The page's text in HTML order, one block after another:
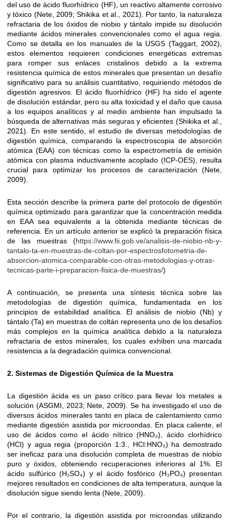
del uso de ácido fluorhídrico (HF), un reactivo altamente corrosivo
y tóxico (Nete, 2009; Shikika et al., 2021). Por tanto, la naturaleza
refractaria de los óxidos de niobio y tántalo impide su disolución
mediante ácidos minerales convencionales como el agua regia.
Como se detalla en los manuales de la USGS (Taggart, 2002),
estos elementos requieren condiciones energéticas extremas
para romper sus enlaces cristalinos debido a la extrema
resistencia química de estos minerales que presentan un desafío
significativo para su análisis cuantitativo, requiriendo métodos de
digestión agresivos. El ácido fluorhídrico (HF) ha sido el agente
de disolución estándar, pero su alta toxicidad y el daño que causa
a los equipos analíticos y al medio ambiente han impulsado la
búsqueda de alternativas más seguras y eficientes (Shikika et al.,
2021). En este sentido, el estudio de diversas metodologías de
digestión química, comparando la espectroscopia de absorción
atómica (EAA) con técnicas como la espectrometría de emisión
atómica con plasma inductivamente acoplado (ICP-OES), resulta
crucial para optimizar los procesos de caracterización (Nete,
2009).
Esta sección describe la primera parte del protocolo de digestión
química optimizado para garantizar que la concentración medida
en EAA sea equivalente a la obtenida mediante técnicas de
referencia. En un artículo anterior se explicó la preparación física
de las muestras (https://www.fii.gob.ve/analisis-de-niobio-nb-y-
tantalo-ta-en-muestras-de-coltan-por-espectrosfotometria-de-
absorcion-atomica-comparable-con-otras-metodologias-y-otras-
tecnicas-parte-i-preparacion-fisica-de-muestras/)
A continuación, se presenta una síntesis técnica sobre las
metodologías de digestión química, fundamentada en los
principios de estabilidad analítica. El análisis de niobio (Nb) y
tántalo (Ta) en muestras de coltán representa uno de los desafíos
más complejos en la química analítica debido a la naturaleza
refractaria de estos minerales, los cuales exhiben una marcada
resistencia a la degradación química convencional.
2. Sistemas de Digestión Química de la Muestra
La digestión ácida es un paso crítico para llevar los metales a
solución (ASGMI, 2023; Nete, 2009). Se ha investigado el uso de
diversos ácidos minerales tanto en placa de calentamiento como
mediante digestión asistida por microondas. En placa caliente, el
uso de ácidos como el ácido nítrico (HNO₃), ácido clorhídrico
(HCl) y agua regia (proporción 1:3., HCl:HNO₃) ha demostrado
ser ineficaz para una disolución completa de muestras de niobio
puro y óxidos, obteniendo recuperaciones inferiores al 1%. El
ácido sulfúrico (H₂SO₄) y el ácido fosfórico (H₃PO₄) presentan
mejores resultados en condiciones de alta temperatura, aunque la
disolución sigue siendo lenta (Nete, 2009).
Por el contrario, la digestión asistida por microondas utilizando